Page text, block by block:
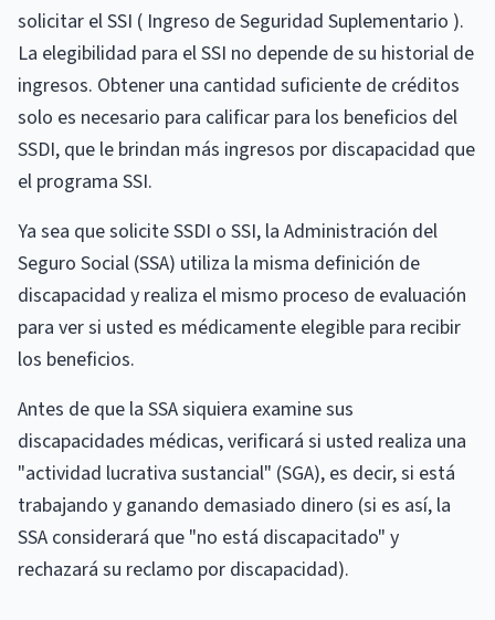
solicitar el SSI ( Ingreso de Seguridad Suplementario ).
La elegibilidad para el SSI no depende de su historial de
ingresos. Obtener una cantidad suficiente de créditos
solo es necesario para calificar para los beneficios del
SSDI, que le brindan más ingresos por discapacidad que
el programa SSI.
Ya sea que solicite SSDI o SSI, la Administración del
Seguro Social (SSA) utiliza la misma definición de
discapacidad y realiza el mismo proceso de evaluación
para ver si usted es médicamente elegible para recibir
los beneficios.
Antes de que la SSA siquiera examine sus
discapacidades médicas, verificará si usted realiza una
"actividad lucrativa sustancial" (SGA), es decir, si está
trabajando y ganando demasiado dinero (si es así, la
SSA considerará que "no está discapacitado" y
rechazará su reclamo por discapacidad).